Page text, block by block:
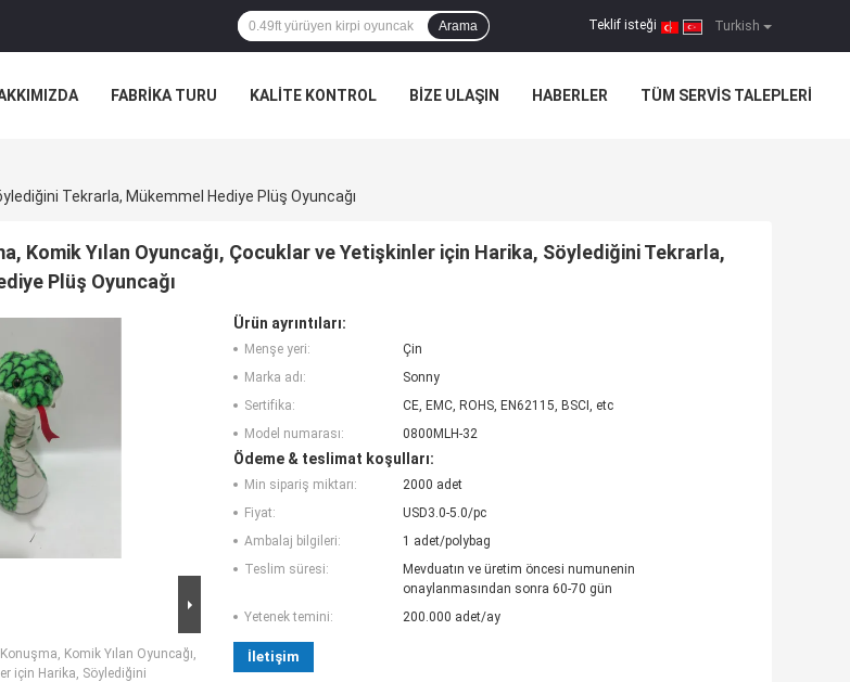
Turkish
Teklif isteği |
Arama
FABRIKA TURU KALITE KONTROL BIZE ULAŞIN HABERLER TÜM SERVIS TALEPLERI
Tekrarla, Mükemmel Hediye Plüş Oyuncağı
Komik Yılan Oyuncağı, Çocuklar ve Yetişkinler için Harika, Söylediğini Tekrarla,
Plüş Oyuncağı
Komik Yılan Oyuncağı,
için Harika, Söylediğini
Ürün ayrıntıları:
Menşe yeri:
Çin
Marka adı:
Sonny
Sertifika:
CE, EMC, ROHS, EN62115, BSCI, etc
Model numarası:
0800MLH-32
Ödeme & teslimat koşulları:
Min sipariş miktarı:
2000 adet
Fiyat:
USD3.0-5.0/pc
Ambalaj bilgileri:
1 adet/polybag
Teslim süresi:
Mevduatın ve üretim öncesi numunenin
onaylanmasından sonra 60-70 gün
Yetenek temini:
200.000 adet/ay
İletişim